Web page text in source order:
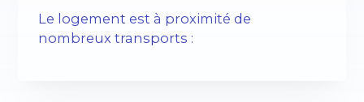
Le logement est à proximité de
nombreux transports :